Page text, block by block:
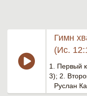
Гимн
(Ис.
1. Первый
3); 2.
Руслан